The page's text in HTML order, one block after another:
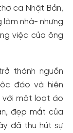
ca Nhật Bản,
làm nhà- nhưng
việc của ông
thành nguồn
đáo và hiện
với một loạt áo
đẹp mắt của
đã thu hút sự
nhiều ưu